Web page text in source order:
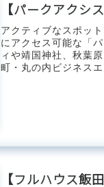
【パークアクシ
アクティブなスポッ
にアクセス可能な「
ィや靖国神社、秋葉
町・丸の内ビジネス
【フルハウス飯田